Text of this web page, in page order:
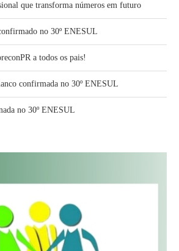
que transforma números em futuro
no 30º ENESUL
a todos os pais!
confirmada no 30º ENESUL
no 30º ENESUL